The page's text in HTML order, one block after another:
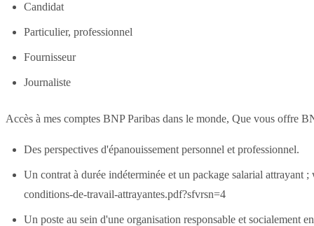
Candidat
Particulier, professionnel
Fournisseur
Journaliste
Accès à mes comptes BNP Paribas dans le monde, Que vous offre
Des perspectives d'épanouissement personnel et professionnel.
Un contrat à durée indéterminée et un package salarial
conditions-de-travail-attrayantes.pdf?sfvrsn=4
Un poste au sein d'une organisation responsable et socialement